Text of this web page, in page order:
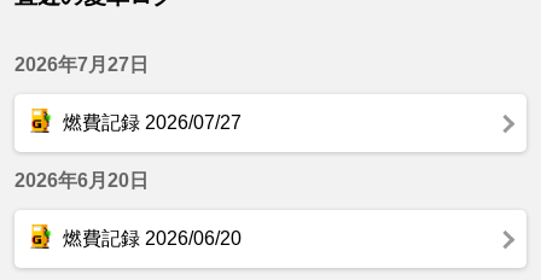
2026年7月27日
燃費記録 2026/07/27
2026年6月20日
燃費記録 2026/06/20